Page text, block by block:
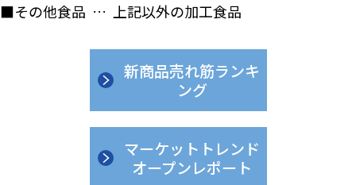
■その他食品 … 上記以外の加工食品
新商品売れ筋ランキ
ング
マーケットトレンド
オープンレポート